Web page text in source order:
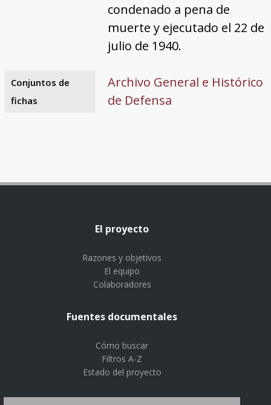
condenado a pena de
muerte y ejecutado el 22 de
julio de 1940.
Conjuntos de
fichas
Archivo General e Histórico
de Defensa
El proyecto
Razones y objetivos
El equipo
Colaboradores
Fuentes documentales
Cómo buscar
Filtros A-Z
Estado del proyecto